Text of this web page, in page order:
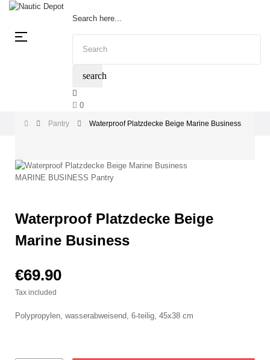
Toggle
☰
Search here...
search
0
Pantry Waterproof Platzdecke Beige Marine Business
Waterproof Platzdecke Beige
Marine Business
€69.90
Tax included
Polypropylen, wasserabweisend, 6-teilig, 45x38 cm